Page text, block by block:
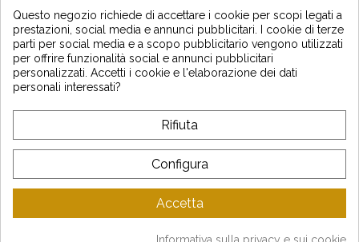
iscrivendoti e resta informato sulle ultime
notizie di Vintage Motors
*Dès 99€ d'achat. En vous abonnant à notre newsletter, vous reconnaissez avoir pris
A PROPOSITO DI VINTAGE
SERVIZIO CLIENTI
Questo negozio richiede di accettare i cookie per scopi legati a
prestazioni, social media e annunci pubblicitari. I cookie di terze
parti per social media e a scopo pubblicitario vengono utilizzati
per offrire funzionalità social e annunci pubblicitari
personalizzati. Accetti i cookie e l'elaborazione dei dati
personali interessati?
Rifiuta
Configura
Accetta